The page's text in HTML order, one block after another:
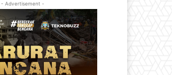
- Advertisement -